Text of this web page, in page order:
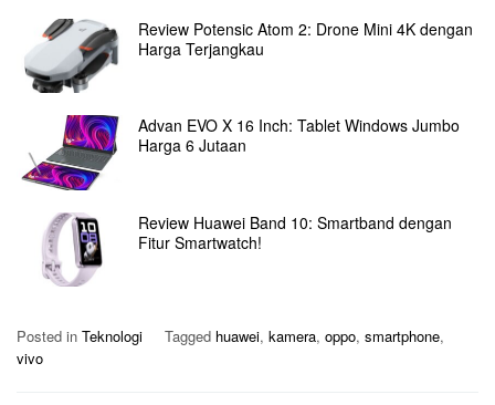
Review Potensic Atom 2: Drone Mini 4K dengan
Harga Terjangkau
Advan EVO X 16 Inch: Tablet Windows Jumbo
Harga 6 Jutaan
Review Huawei Band 10: Smartband dengan
Fitur Smartwatch!
Posted in Teknologi Tagged huawei, kamera, oppo, smartphone,
vivo